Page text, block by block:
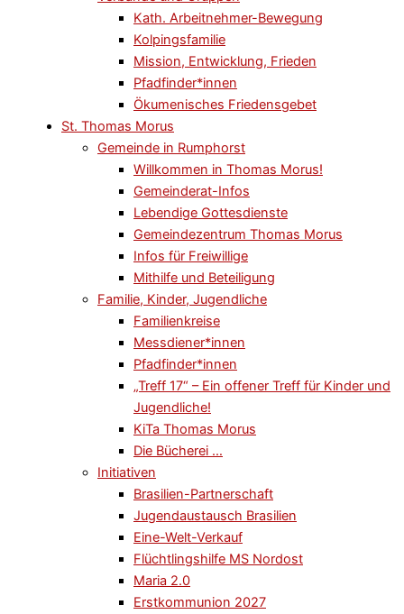
Kath. Arbeitnehmer-Bewegung
Kolpingsfamilie
Mission, Entwicklung, Frieden
Pfadfinder*innen
Ökumenisches Friedensgebet
St. Thomas Morus
Gemeinde in Rumphorst
Willkommen in Thomas Morus!
Gemeinderat-Infos
Lebendige Gottesdienste
Gemeindezentrum Thomas Morus
Infos für Freiwillige
Mithilfe und Beteiligung
Familie, Kinder, Jugendliche
Familienkreise
Messdiener*innen
Pfadfinder*innen
„Treff 17“ – Ein offener Treff für Kinder und
Jugendliche!
KiTa Thomas Morus
Die Bücherei …
Initiativen
Brasilien-Partnerschaft
Jugendaustausch Brasilien
Eine-Welt-Verkauf
Flüchtlingshilfe MS Nordost
Maria 2.0
Erstkommunion 2027